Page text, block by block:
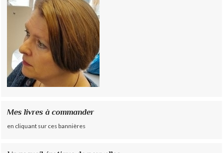
Mes livres à commander
en cliquant sur ces bannières